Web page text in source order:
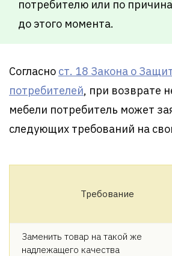
потребителю или по
до этого момента.
Согласно ст. 18 Закона о
потребителей, при возврате
мебели потребитель может
следующих требований на
Требование
Заменить товар на такой же
надлежащего качества